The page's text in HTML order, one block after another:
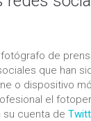
de
que han
o dispositivo
el
su cuenta de